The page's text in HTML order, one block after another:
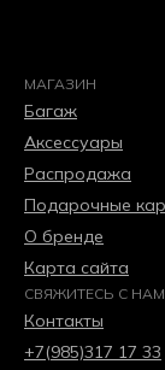
МАГАЗИН
Багаж
Аксессуары
Распродажа
Подарочные
О бренде
Карта сайта
СВЯЖИТЕСЬ С
Контакты
+7(985)317 17 33